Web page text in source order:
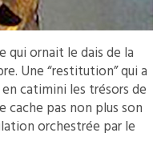
qui ornait le dais de la
Une “restitution” qui a
catimini les trésors de
cache pas non plus son
orchestrée par le